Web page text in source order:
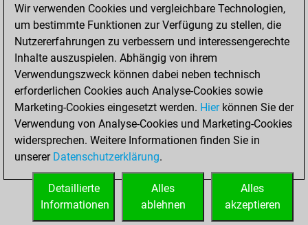
Bauernopfer
0
Matt auf vollem Brett
0
Bauer setzt Matt
Erstickte Matts
Unterverwandlungen
0
Türme auf der siebten
0
STARTSEITE
Wir verwenden Cookies und vergleichbare Technologien,
um bestimmte Funktionen zur Verfügung zu stellen, die
Nutzererfahrungen zu verbessern und interessengerechte
Inhalte auszuspielen. Abhängig von ihrem
Verwendungszweck können dabei neben technisch
erforderlichen Cookies auch Analyse-Cookies sowie
Marketing-Cookies eingesetzt werden. Hierkönnen Sie der
Verwendung von Analyse-Cookies und Marketing-Cookies
widersprechen. Weitere Informationen finden Sie in
unserer Datenschutzerklärung.
Alles
akzeptieren
Alles
ablehnen
Detaillierte
Informationen